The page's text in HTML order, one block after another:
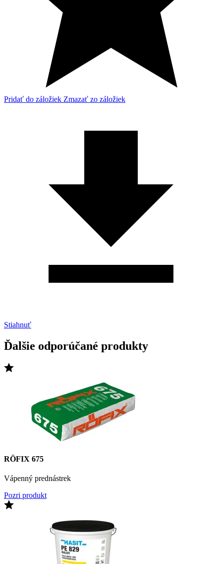
Pridať do záložiek Zmazať zo záložiek
Stiahnuť
Ďalšie odporúčané produkty
RÖFIX 675
Vápenný prednástrek
Pozri produkt